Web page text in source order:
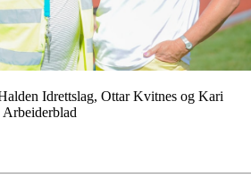
Idrettslag, Ottar Kvitnes og Kari